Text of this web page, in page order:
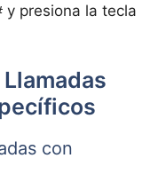
y presiona la tecla
con